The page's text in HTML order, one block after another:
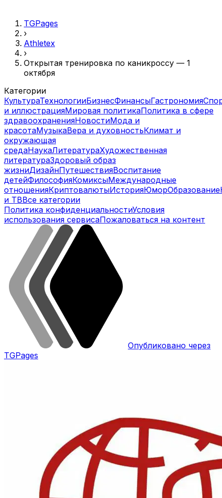
TGPages
›
Athletex
›
Открытая тренировка по каникроссу — 1
октября
Категории
КультураТехнологииБизнесФинансыГастрономия
и иллюстрацияМировая политикаПолитика в сфере
здравоохраненияНовостиМода и
красотаМузыкаВера и духовностьКлимат и
окружающая
средаНаукаЛитератураХудожественная
литератураЗдоровый образ
жизниДизайнПутешествияВоспитание
детейФилософияКомиксыМеждународные
отношенияКриптовалютыИсторияЮморОбразование
и ТВВсе категории
Политика конфиденциальностиУсловия
использования сервисаПожаловаться на контент
Опубликовано через
TGPages